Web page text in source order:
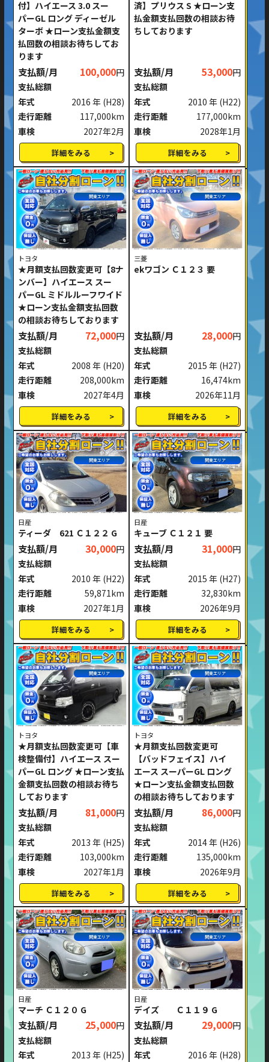
付】ハイエース 3.0 スー
パーGL ロング ディーゼル
ターボ ★ローン支払金額支
払回数の相談お待ちしてお
ります
支払額/月 100,000円
支払総額
年式
2016 年 (H28)
走行距離
117,000km
車検
2027年2月
詳細をみる
済】プリウス S ★ローン支
払金額支払回数の相談お待
ちしております
支払額/月 53,000円
支払総額
年式
2010 年 (H22)
走行距離
177,000km
車検
2028年1月
詳細をみる
関東エリア
トヨタ
★月額支払回数変更可【8ナ
ンバー】ハイエース スー
パーGL ミドルルーフワイド
★ローン支払金額支払回数
の相談お待ちしております
支払額/月 72,000円
支払総額
年式
2008 年 (H20)
走行距離
208,000km
車検
2027年4月
詳細をみる
関東エリア
三菱
ekワゴン Ｃ１２３ 要
支払額/月 28,000円
支払総額
年式
2015 年 (H27)
走行距離
16,474km
車検
2026年11月
詳細をみる
関東エリア
日産
ティーダ 621 Ｃ１２２ G
支払額/月 30,000円
支払総額
年式
2010 年 (H22)
走行距離
59,871km
車検
2027年1月
詳細をみる
関東エリア
日産
キューブ Ｃ１２１ 要
支払額/月 31,000円
支払総額
年式
2015 年 (H27)
走行距離
32,830km
車検
2026年9月
詳細をみる
関東エリア
トヨタ
★月額支払回数変更可【車
検整備付】ハイエース スー
パーGL ロング ★ローン支払
金額支払回数の相談お待ち
しております
支払額/月 81,000円
支払総額
年式
2013 年 (H25)
走行距離
103,000km
車検
2027年1月
詳細をみる
関東エリア
トヨタ
★月額支払回数変更可
【バッドフェイス】ハイ
エース スーパーGL ロング
★ローン支払金額支払回数
の相談お待ちしております
支払額/月 86,000円
支払総額
年式
2014 年 (H26)
走行距離
135,000km
車検
2026年9月
詳細をみる
関東エリア
日産
マーチ Ｃ１２０ G
支払額/月 25,000円
支払総額
年式
2013 年 (H25)
関東エリア
日産
デイズ Ｃ１１９ G
支払額/月 29,000円
支払総額
年式
2016 年 (H28)